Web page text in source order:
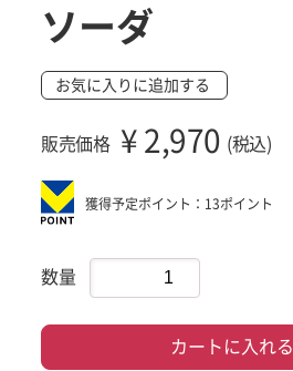
ソーダ
お気に入りに追加する
販売価格 ¥ 2,970 (税込)
獲得予定ポイント：13ポイント
数量
カートに入れる